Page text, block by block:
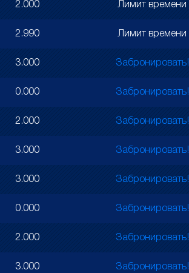
2.000 Лимит времени
2.990 Лимит времени
3.000 Забронировать!
0.000 Забронировать!
2.000 Забронировать!
3.000 Забронировать!
3.000 Забронировать!
0.000 Забронировать!
2.000 Забронировать!
3.000 Забронировать!